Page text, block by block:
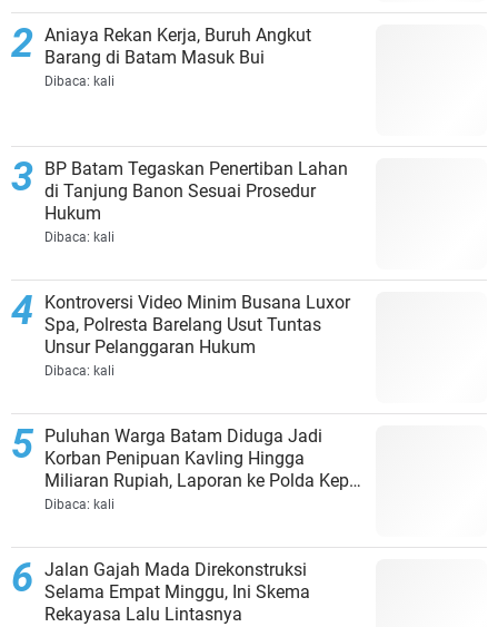
Aniaya Rekan Kerja, Buruh Angkut
Barang di Batam Masuk Bui
Dibaca: kali
BP Batam Tegaskan Penertiban Lahan
di Tanjung Banon Sesuai Prosedur
Hukum
Dibaca: kali
Kontroversi Video Minim Busana Luxor
Spa, Polresta Barelang Usut Tuntas
Unsur Pelanggaran Hukum
Dibaca: kali
Puluhan Warga Batam Diduga Jadi
Korban Penipuan Kavling Hingga
Miliaran Rupiah, Laporan ke Polda Kepri
Jalan di Tempat?
Dibaca: kali
Jalan Gajah Mada Direkonstruksi
Selama Empat Minggu, Ini Skema
Rekayasa Lalu Lintasnya